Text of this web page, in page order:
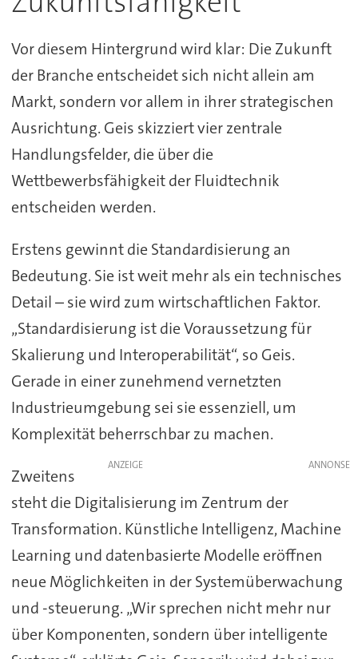
Vor diesem Hintergrund wird klar: Die Zukunft
der Branche entscheidet sich nicht allein am
Markt, sondern vor allem in ihrer strategischen
Ausrichtung. Geis skizziert vier zentrale
Handlungsfelder, die über die
Wettbewerbsfähigkeit der Fluidtechnik
entscheiden werden.
Erstens gewinnt die Standardisierung an
Bedeutung. Sie ist weit mehr als ein technisches
Detail – sie wird zum wirtschaftlichen Faktor.
„Standardisierung ist die Voraussetzung für
Skalierung und Interoperabilität“, so Geis.
Gerade in einer zunehmend vernetzten
Industrieumgebung sei sie essenziell, um
Komplexität beherrschbar zu machen.
ANZEIGE
Zweitens
steht die Digitalisierung im Zentrum der
Transformation. Künstliche Intelligenz, Machine
Learning und datenbasierte Modelle eröffnen
neue Möglichkeiten in der Systemüberwachung
und -steuerung. „Wir sprechen nicht mehr nur
über Komponenten, sondern über intelligente